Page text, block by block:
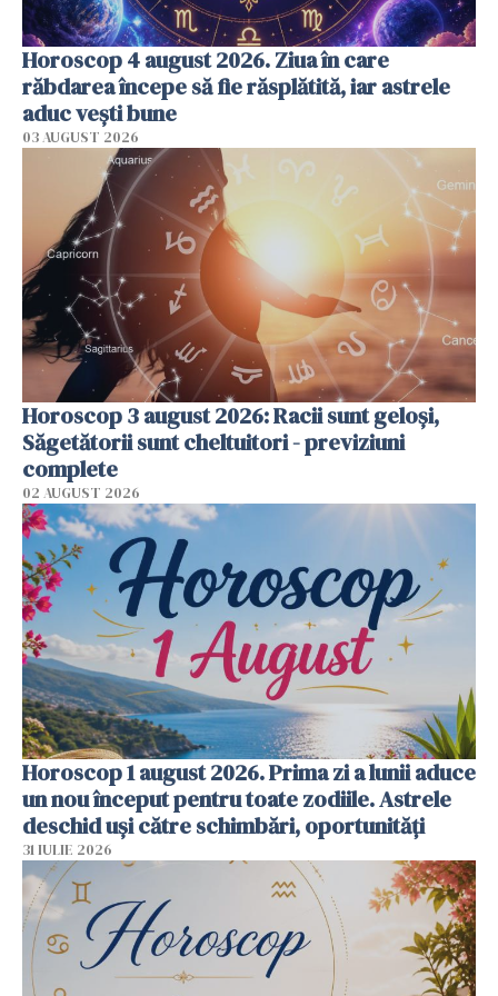
Horoscop 4 august 2026. Ziua în care
răbdarea începe să fie răsplătită, iar astrele
aduc vești bune
03 AUGUST 2026
Horoscop 3 august 2026: Racii sunt geloși,
Săgetătorii sunt cheltuitori - previziuni
complete
02 AUGUST 2026
Horoscop 1 august 2026. Prima zi a lunii aduce
un nou început pentru toate zodiile. Astrele
deschid uși către schimbări, oportunități
31 IULIE 2026